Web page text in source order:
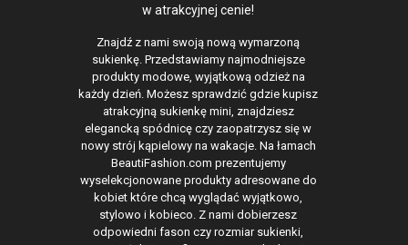
w atrakcyjnej cenie!
Znajdź z nami swoją nową wymarzoną
sukienkę. Przedstawiamy najmodniejsze
produkty modowe, wyjątkową odzież na
każdy dzień. Możesz sprawdzić gdzie kupisz
atrakcyjną sukienkę mini, znajdziesz
elegancką spódnicę czy zaopatrzysz się w
nowy strój kąpielowy na wakacje. Na łamach
BeautiFashion.com prezentujemy
wyselekcjonowane produkty adresowane do
kobiet które chcą wyglądać wyjątkowo,
stylowo i kobieco. Z nami dobierzesz
odpowiedni fason czy rozmiar sukienki,